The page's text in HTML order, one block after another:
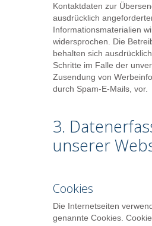
Kontaktdaten zur
ausdrücklich
Informationsmaterialien
widersprochen. Die
behalten sich
Schritte im Falle der
Zusendung von
durch Spam-E-Mails, vor.
3.
unserer
Cookies
Die Internetseiten
genannte Cookies.